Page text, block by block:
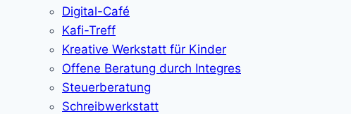
Digital-Café
Kafi-Treff
Kreative Werkstatt für Kinder
Offene Beratung durch Integres
Steuerberatung
Schreibwerkstatt